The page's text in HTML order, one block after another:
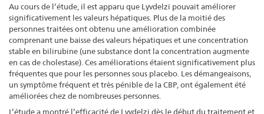
Au cours de l’étude, il est apparu que Lyvdelzi pouvait améliorer
significativement les valeurs hépatiques. Plus de la moitié des
personnes traitées ont obtenu une amélioration combinée
comprenant une baisse des valeurs hépatiques et une concentration
stable en bilirubine (une substance dont la concentration augmente
en cas de cholestase). Ces améliorations étaient significativement plus
fréquentes que pour les personnes sous placebo. Les démangeaisons,
un symptôme fréquent et très pénible de la CBP, ont également été
améliorées chez de nombreuses personnes.
L’étude a montré l’efficacité de Lyvdelzi dès le début du traitement et